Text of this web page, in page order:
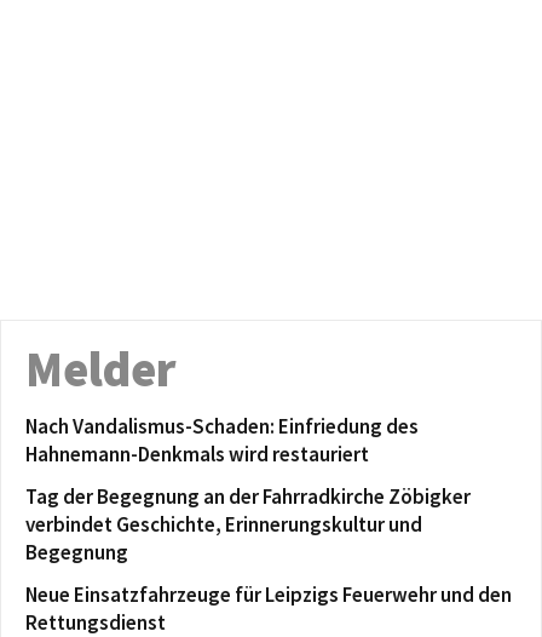
Melder
Nach Vandalismus-Schaden: Einfriedung des
Hahnemann-Denkmals wird restauriert
Tag der Begegnung an der Fahrradkirche Zöbigker
verbindet Geschichte, Erinnerungskultur und
Begegnung
Neue Einsatzfahrzeuge für Leipzigs Feuerwehr und den
Rettungsdienst